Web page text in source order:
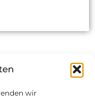
wir